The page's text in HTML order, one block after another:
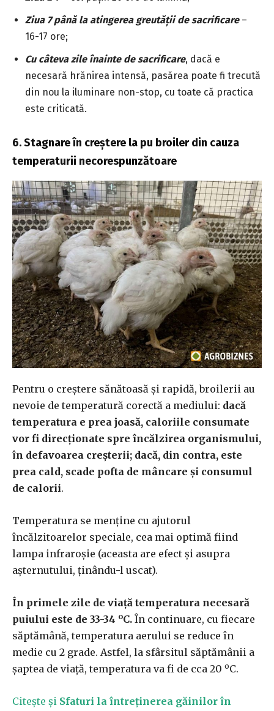
Ziua 7 până la atingerea greutății de sacrificare–
16-17 ore;
Cu câteva zile înainte de sacrificare, dacă e
necesară hrănirea intensă, pasărea poate fi trecută
din nou la iluminare non-stop, cu toate că practica
este criticată.
6. Stagnare în creștere la pu broiler din cauza
temperaturii necorespunzătoare
Pentru o creștere sănătoasă și rapidă, broilerii au
nevoie de temperatură corectă a mediului: dacă
temperatura e prea joasă, caloriile consumate
vor fi direcționate spre încălzirea organismului,
în defavoarea creșterii; dacă, din contra, este
prea cald, scade pofta de mâncare și consumul
de calorii.
Temperatura se menține cu ajutorul
încălzitoarelor speciale, cea mai optimă fiind
lampa infraroșie (aceasta are efect și asupra
așternutului, ținându-l uscat).
În primele zile de viață temperatura necesară
puiului este de 33-34 oC. În continuare, cu fiecare
săptămână, temperatura aerului se reduce în
medie cu 2 grade. Astfel, la sfârsitul săptămânii a
șaptea de viață, temperatura va fi de cca 20 oC.
Citește și Sfaturi la întreținerea găinilor în